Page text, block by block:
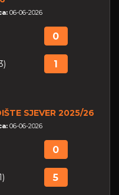
06-06-2026
0
1
SJEVER 2025/26
06-06-2026
0
5